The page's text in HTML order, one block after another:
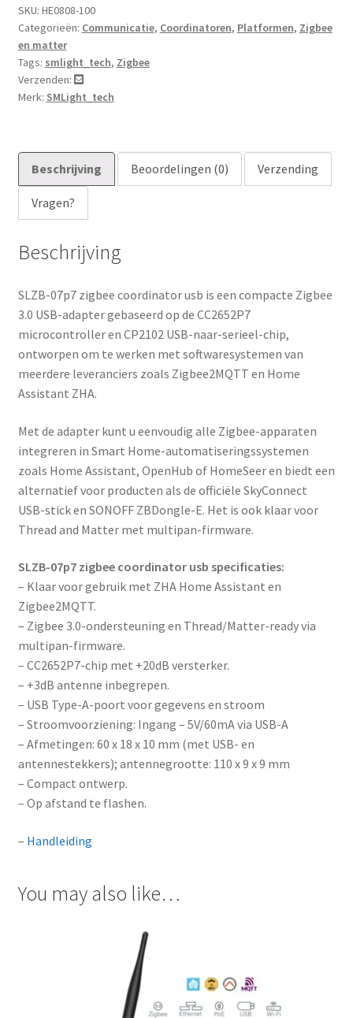
usb
aantal
SKU: HE0808-100
Categorieën: Communicatie, Coordinatoren, Platformen, Zigbee
en matter
Tags: smlight_tech, Zigbee
Verzenden:
Merk: SMLight_tech
Beschrijving Beoordelingen (0) Verzending
Vragen?
Beschrijving
SLZB-07p7 zigbee coordinator usb is een compacte Zigbee
3.0 USB-adapter gebaseerd op de CC2652P7
microcontroller en CP2102 USB-naar-serieel-chip,
ontworpen om te werken met softwaresystemen van
meerdere leveranciers zoals Zigbee2MQTT en Home
Assistant ZHA.
Met de adapter kunt u eenvoudig alle Zigbee-apparaten
integreren in Smart Home-automatiseringssystemen
zoals Home Assistant, OpenHub of HomeSeer en biedt een
alternatief voor producten als de officiële SkyConnect
USB-stick en SONOFF ZBDongle-E. Het is ook klaar voor
Thread and Matter met multipan-firmware.
SLZB-07p7 zigbee coordinator usb specificaties:
– Klaar voor gebruik met ZHA Home Assistant en
Zigbee2MQTT.
– Zigbee 3.0-ondersteuning en Thread/Matter-ready via
multipan-firmware.
– CC2652P7-chip met +20dB versterker.
– +3dB antenne inbegrepen.
– USB Type-A-poort voor gegevens en stroom
– Stroomvoorziening: Ingang – 5V/60mA via USB-A
– Afmetingen: 60 x 18 x 10 mm (met USB- en
antennestekkers); antennegrootte: 110 x 9 x 9 mm
– Compact ontwerp.
– Op afstand te flashen.
– Handleiding
You may also like…